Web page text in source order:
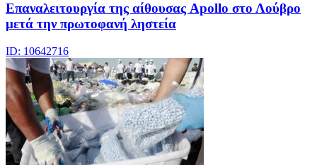
Eπαναλειτουργία της αίθουσας Apollo στο Λούβρο
μετά την πρωτοφανή ληστεία
ID: 10642716